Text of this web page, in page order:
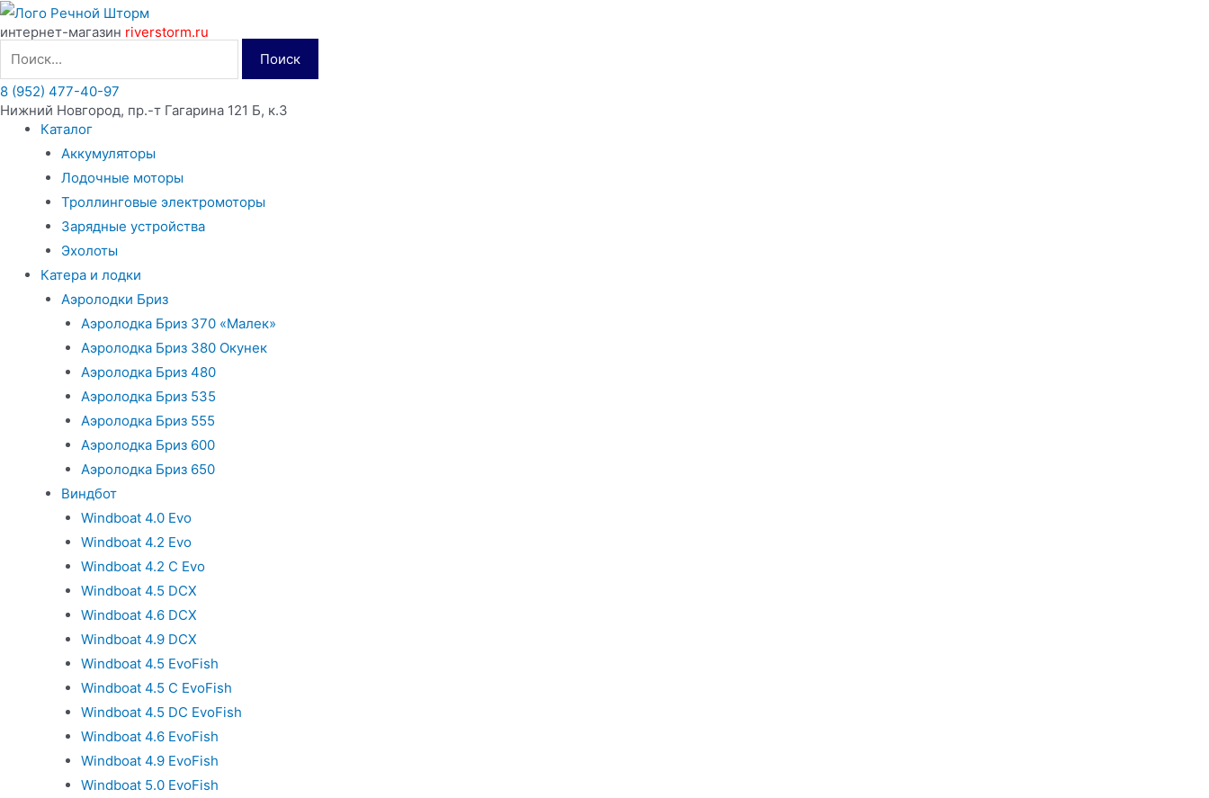
Перейти
к
содержимому
интернет-магазин riverstorm.ru
Поиск
8 (952) 477-40-97
Нижний Новгород, пр.-т Гагарина 121 Б, к.3
Каталог
Аккумуляторы
Лодочные моторы
Троллинговые электромоторы
Зарядные устройства
Эхолоты
Катера и лодки
Аэролодки Бриз
Аэролодка Бриз 370 «Малек»
Аэролодка Бриз 380 Окунек
Аэролодка Бриз 480
Аэролодка Бриз 535
Аэролодка Бриз 555
Аэролодка Бриз 600
Аэролодка Бриз 650
Виндбот
Windboat 4.0 Evo
Windboat 4.2 Evo
Windboat 4.2 C Evo
Windboat 4.5 DCX
Windboat 4.6 DCX
Windboat 4.9 DCX
Windboat 4.5 EvoFish
Windboat 4.5 C EvoFish
Windboat 4.5 DC EvoFish
Windboat 4.6 EvoFish
Windboat 4.9 EvoFish
Windboat 5.0 EvoFish